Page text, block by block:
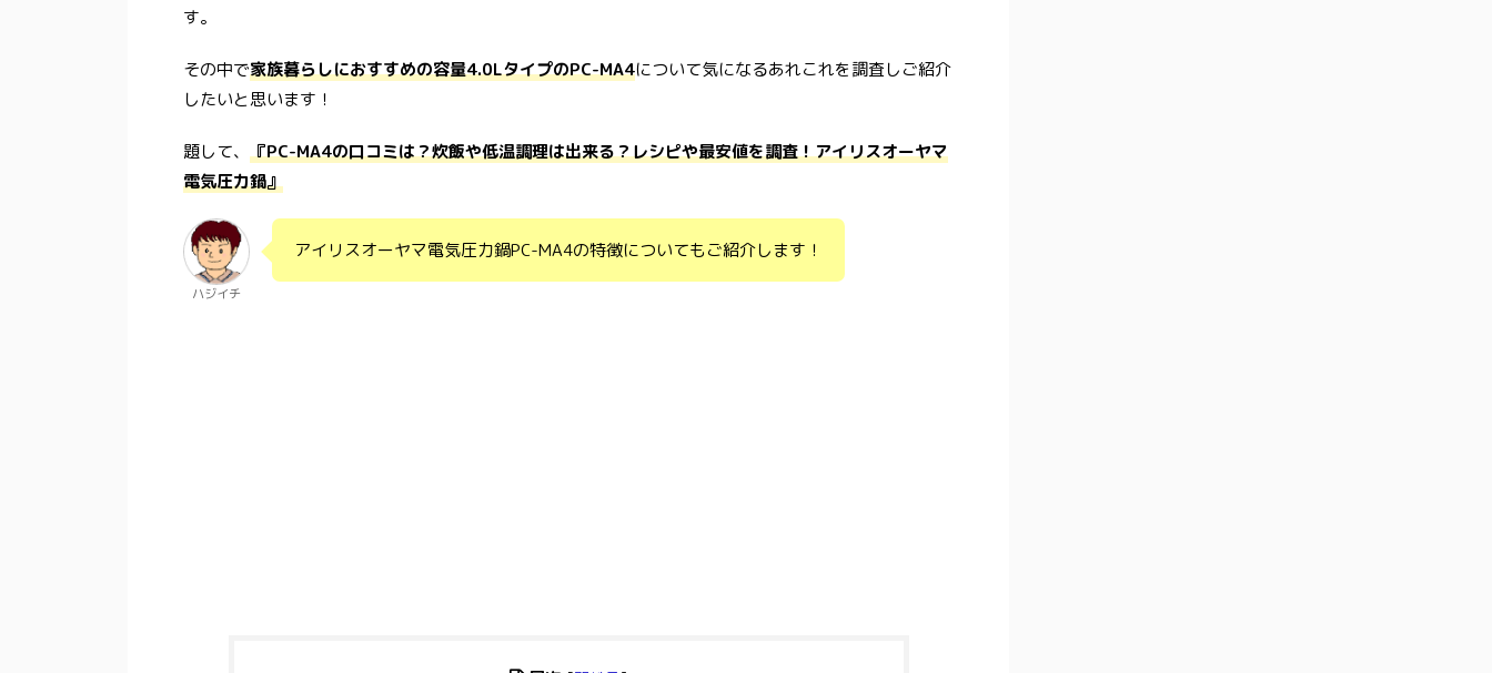
す。
その中で家族暮らしにおすすめの容量4.0LタイプのPC-MA4について気になるあれこれを調査しご紹介
したいと思います！
題して、 『PC-MA4の口コミは？炊飯や低温調理は出来る？レシピや最安値を調査！アイリスオーヤマ
電気圧力鍋』
ハジイチ
アイリスオーヤマ電気圧力鍋PC-MA4の特徴についてもご紹介します！